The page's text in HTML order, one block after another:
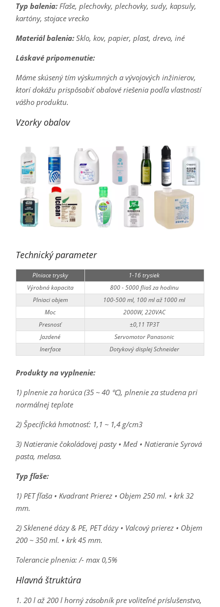
Typ balenia:Fľaše, plechovky, plechovky, sudy, kapsuly,
kartóny, stojace vrecko
Materiál balenia:Sklo, kov, papier, plast, drevo, iné
Láskavé pripomenutie:
Máme skúsený tím výskumných a vývojových inžinierov,
ktorí dokážu prispôsobiť obalové riešenia podľa vlastností
vášho produktu.
Vzorky obalov
Technický parameter
Plniace trysky
1-16 trysiek
Výrobná kapacita
800 - 5000 fliaš za hodinu
Plniaci objem
100-500 ml, 100 ml až 1000 ml
Moc
2000W, 220VAC
Presnosť
±0,11 TP3T
Jazdené
Servomotor Panasonic
Inerface
Dotykový displej Schneider
Produkty na vyplnenie:
1) plnenie za horúca (35 ~ 40 ℃), plnenie za studena pri
normálnej teplote
2) Špecifická hmotnosť: 1,1 ~ 1,4 g/cm3
3) Natieranie čokoládovej pasty • Med • Natieranie Syrová
pasta, melasa.
Typ fľaše:
1) PET fľaša • Kvadrant Prierez • Objem 250 ml. • krk 32
mm.
2) Sklenené dózy & PE, PET dózy • Valcový prierez • Objem
200 ~ 350 ml. • krk 45 mm.
Tolerancie plnenia: /- max 0,5%
Hlavná štruktúra
1. 20 l až 200 l horný zásobník pre voliteľné príslušenstvo,